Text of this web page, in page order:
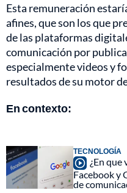
Esta remuneración
afines, que son los que
de las plataformas
comunicación por
especialmente videos y
resultados de su motor
En contexto:
TECNOLOGÍA
¿En
Facebook y
de